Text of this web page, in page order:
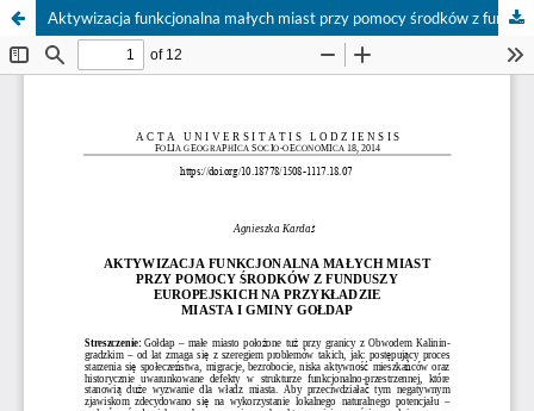
Aktywizacja funkcjonalna małych miast przy pomocy środków z funduszy europejskich na przykładzie miasta i gminy Gołdap